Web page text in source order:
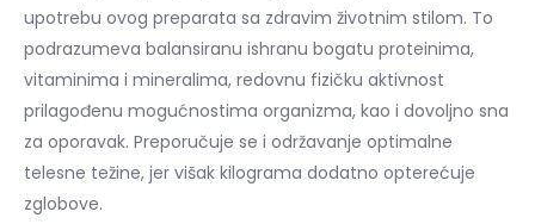
upotrebu ovog preparata sa zdravim životnim stilom. To
podrazumeva balansiranu ishranu bogatu proteinima,
vitaminima i mineralima, redovnu fizičku aktivnost
prilagođenu mogućnostima organizma, kao i dovoljno sna
za oporavak. Preporučuje se i održavanje optimalne
telesne težine, jer višak kilograma dodatno opterećuje
zglobove.